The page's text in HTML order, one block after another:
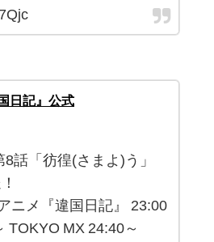
日記』公式
彷徨(さまよ)う」
送！
メ『違国日記』 23:00
TOKYO MX 24:40～